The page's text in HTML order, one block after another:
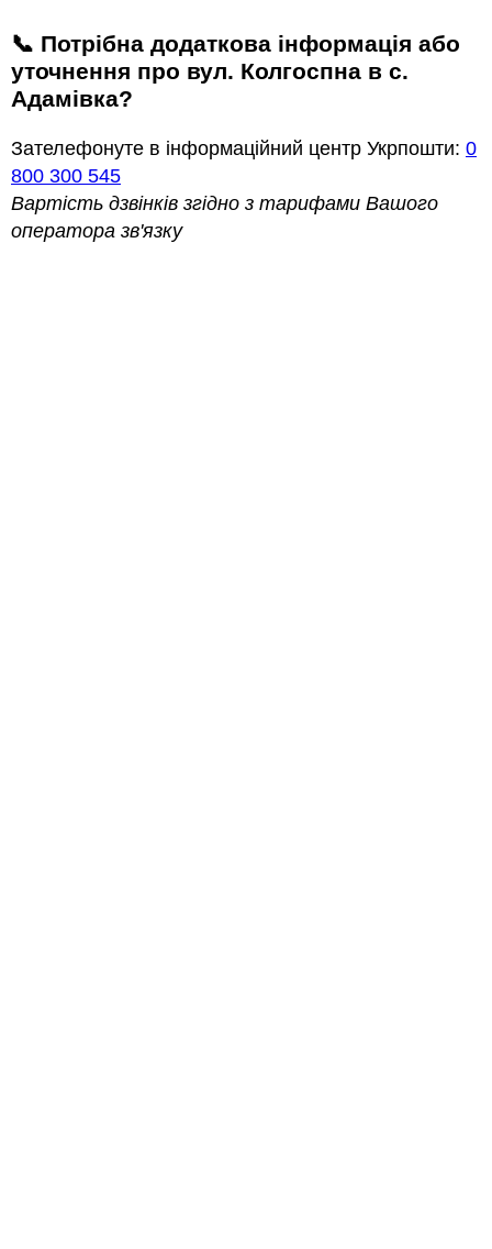
📞 Потрібна додаткова інформація або
уточнення про вул. Колгоспна в с.
Адамівка?
Зателефонуте в інформаційний центр Укрпошти: 0
800 300 545
Вартість дзвінків згідно з тарифами Вашого
оператора зв'язку